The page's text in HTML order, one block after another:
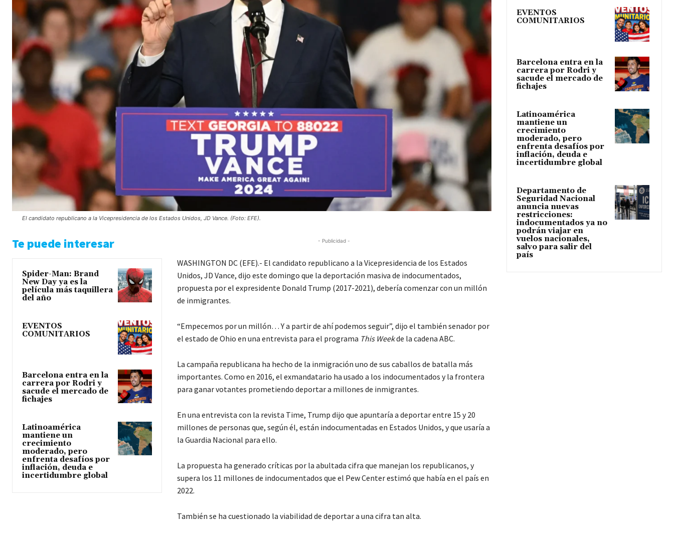
El candidato republicano a la Vicepresidencia de los Estados Unidos, JD Vance. (Foto: EFE).
Te puede interesar
Spider-Man: Brand
New Day ya es la
película más taquillera
del año
EVENTOS
COMUNITARIOS
Barcelona entra en la
carrera por Rodri y
sacude el mercado de
fichajes
Latinoamérica
mantiene un
crecimiento
moderado, pero
enfrenta desafíos por
inflación, deuda e
incertidumbre global
- Publicidad -
WASHINGTON DC (EFE).- El candidato republicano a la Vicepresidencia de los Estados
Unidos, JD Vance, dijo este domingo que la deportación masiva de indocumentados,
propuesta por el expresidente Donald Trump (2017-2021), debería comenzar con un millón
de inmigrantes.
“Empecemos por un millón… Y a partir de ahí podemos seguir”, dijo el también senador por
el estado de Ohio en una entrevista para el programa This Weekde la cadena ABC.
La campaña republicana ha hecho de la inmigración uno de sus caballos de batalla más
importantes. Como en 2016, el exmandatario ha usado a los indocumentados y la frontera
para ganar votantes prometiendo deportar a millones de inmigrantes.
En una entrevista con la revista Time, Trump dijo que apuntaría a deportar entre 15 y 20
millones de personas que, según él, están indocumentadas en Estados Unidos, y que usaría a
la Guardia Nacional para ello.
La propuesta ha generado críticas por la abultada cifra que manejan los republicanos, y
supera los 11 millones de indocumentados que el Pew Center estimó que había en el país en
2022.
También se ha cuestionado la viabilidad de deportar a una cifra tan alta.
EVENTOS
COMUNITARIOS
Barcelona entra en la
carrera por Rodri y
sacude el mercado de
fichajes
Latinoamérica
mantiene un
crecimiento
moderado, pero
enfrenta desafíos por
inflación, deuda e
incertidumbre global
Departamento de
Seguridad Nacional
anuncia nuevas
restricciones:
indocumentados ya no
podrán viajar en
vuelos nacionales,
salvo para salir del
país